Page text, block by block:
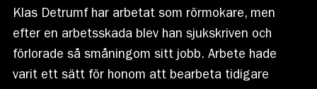
Klas Detrumf har arbetat som rörmokare, men
efter en arbetsskada blev han sjukskriven och
förlorade så småningom sitt jobb. Arbete hade
varit ett sätt för honom att bearbeta tidigare